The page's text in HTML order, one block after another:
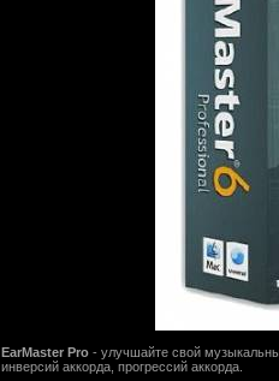
EarMaster Pro - улучшайте свой
инверсий аккорда, прогрессий аккорда.